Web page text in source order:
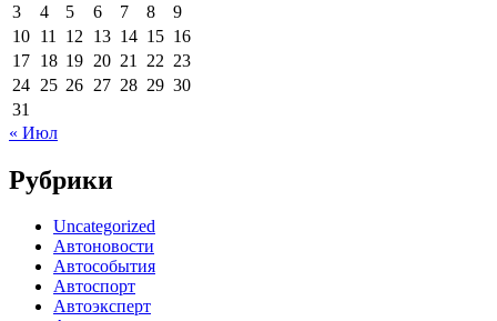
3
4 5 6 7 8
9
10 11 12 13 14 15 16
17 18 19 20 21 22 23
24 25 26 27 28 29 30
31
« Июл
Рубрики
Uncategorized
Автоновости
Автособытия
Автоспорт
Автоэксперт